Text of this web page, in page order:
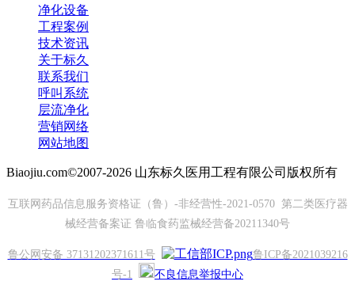
净化设备
工程案例
技术资讯
关于标久
联系我们
呼叫系统
层流净化
营销网络
网站地图
Biaojiu.com©2007-2026 山东标久医用工程有限公司版权所有
互联网药品信息服务资格证（鲁）-非经营性-2021-0570 第二类医疗器
械经营备案证 鲁临食药监械经营备20211340号
鲁公网安备 37131202371611号
鲁ICP备2021039216
号-1
不良信息举报中心